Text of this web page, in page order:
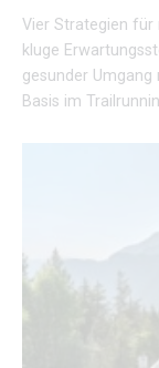
Vier Strategien für
kluge
gesunder
Basis im